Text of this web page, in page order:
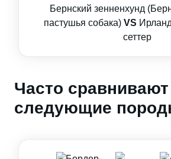
Бернский зенненхунд
пастушья собака) VS
сеттер
Часто сравнивают
следующие